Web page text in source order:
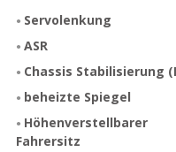
Servolenkung
ASR
Chassis Stabilisierung
beheizte Spiegel
Höhenverstellbarer
Fahrersitz